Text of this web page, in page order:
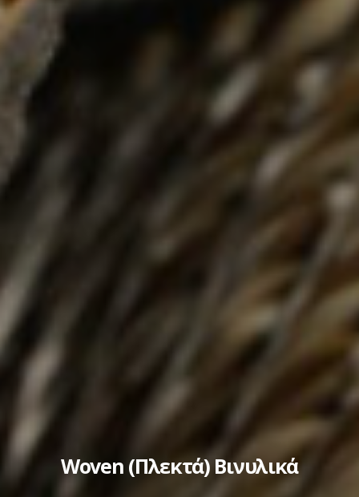
Woven (Πλεκτά) Βινυλικά